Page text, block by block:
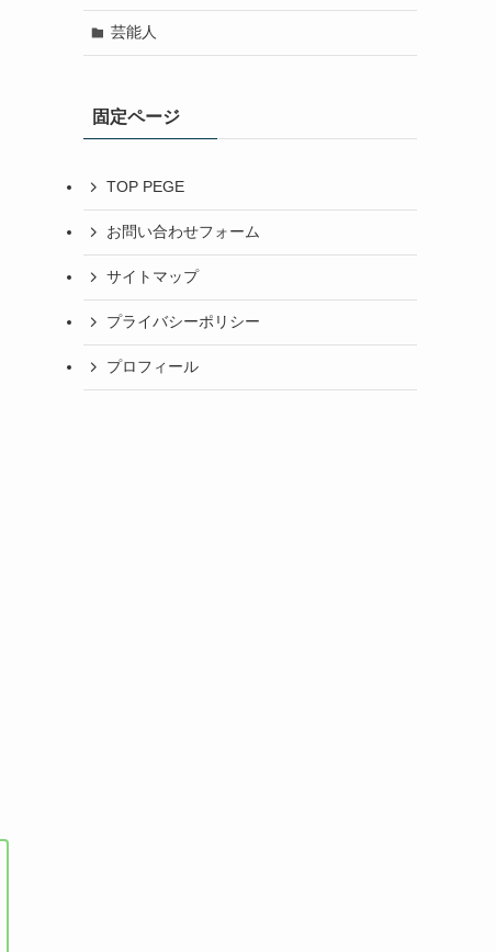
芸能人
固定ページ
TOP PEGE
お問い合わせフォーム
サイトマップ
プライバシーポリシー
プロフィール